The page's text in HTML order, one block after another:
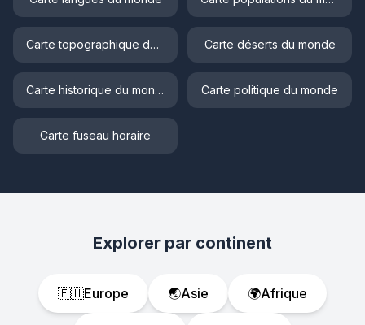
Carte topographique du monde Carte déserts du monde
Carte historique du monde Carte politique du monde
Carte fuseau horaire
Explorer par continent
🇪🇺Europe 🌏Asie 🌍Afrique